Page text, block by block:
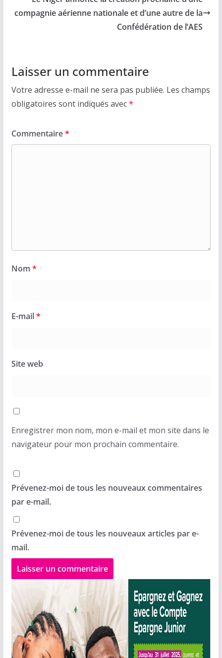
compagnie aérienne nationale et d’une autre de la
Confédération de l’AES
Laisser un commentaire
Votre adresse e-mail ne sera pas publiée. Les champs
obligatoires sont indiqués avec*
Commentaire*
Nom *
E-mail*
Site web
Enregistrer mon nom, mon e-mail et mon site dans le
navigateur pour mon prochain commentaire.
Prévenez-moi de tous les nouveaux commentaires
par e-mail.
Prévenez-moi de tous les nouveaux articles par e-
mail.